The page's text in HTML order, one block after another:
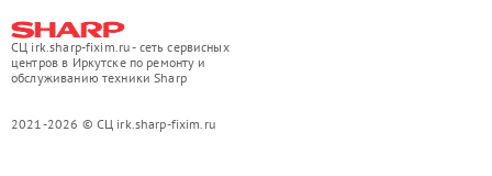
СЦ irk.sharp-fixim.ru - сеть сервисных
центров в Иркутске по ремонту и
обслуживанию техники Sharp
2021-2026 © СЦ irk.sharp-fixim.ru